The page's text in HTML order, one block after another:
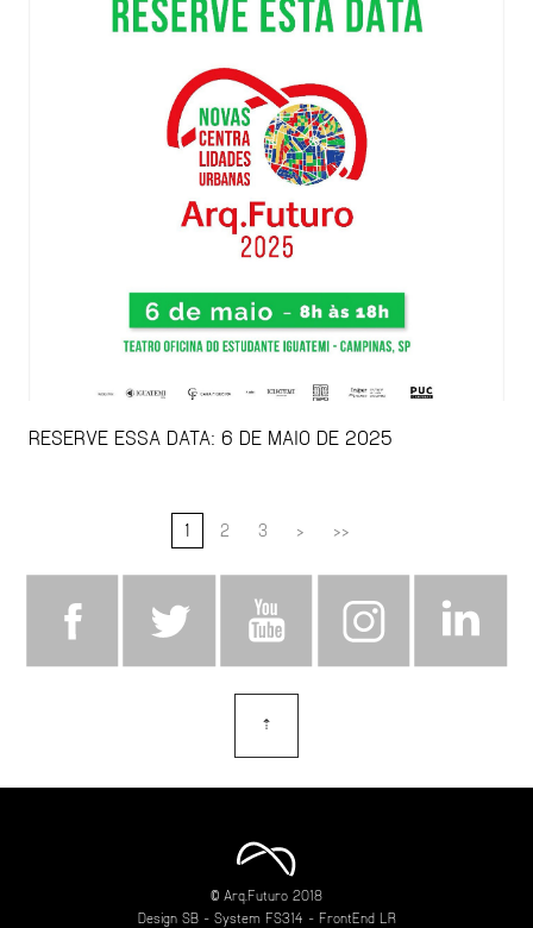
RESERVE ESSA DATA: 6 DE MAIO DE 2025
1 2 3 > >>
⇡
© Arq.Futuro 2018
Design SB- System FS314 - FrontEnd LR